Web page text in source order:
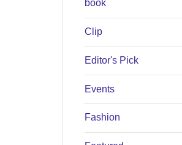
book
Clip
Editor's Pick
Events
Fashion